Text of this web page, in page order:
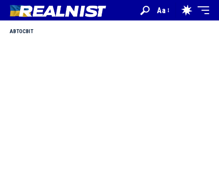
Aa
АВТОСВІТ